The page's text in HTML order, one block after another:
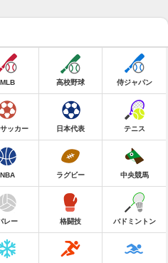
MLB 高校野球 侍ジャパン
ッカー 日本代表 テニス
NBA ラグビー 中央競馬
レー 格闘技 バドミントン